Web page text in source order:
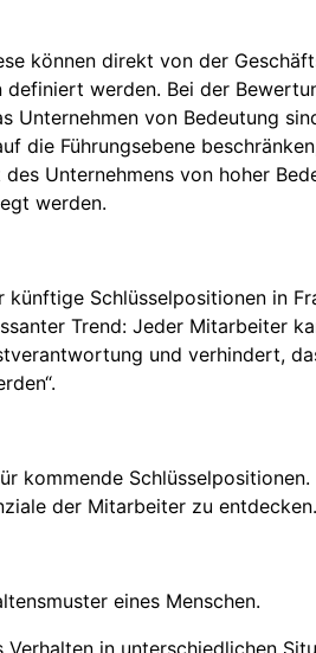
können direkt von der
werden. Bei der
Unternehmen von Bedeutung
die Führungsebene
Unternehmens von hoher
werden.
Schlüsselpositionen in
Trend: Jeder Mitarbeiter
und verhindert,
kommende
der Mitarbeiter zu entdecken.
eines Menschen.
in unterschiedlichen